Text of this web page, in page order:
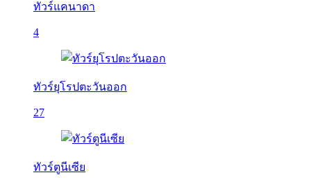
ทัวร์แคนาดา
4
ทัวร์ยุโรปตะวันออก
27
ทัวร์ตูนีเซีย